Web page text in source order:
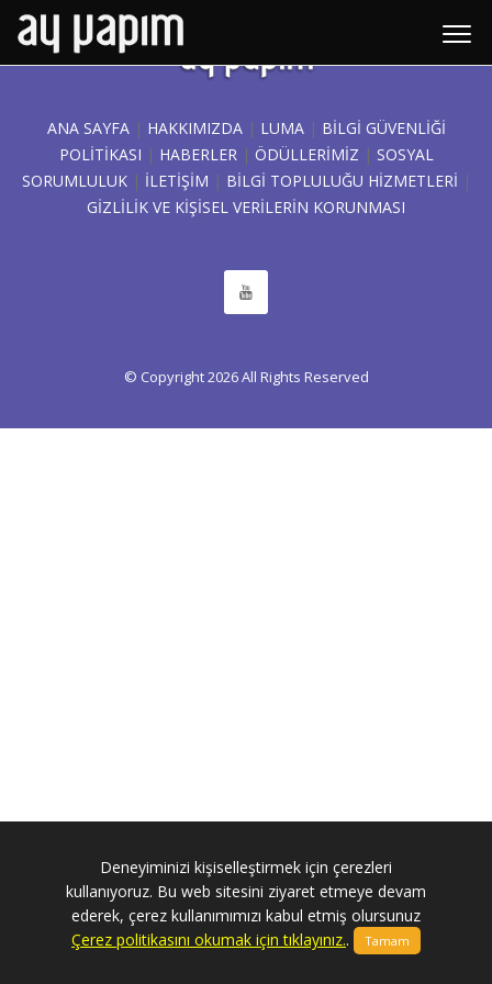
ANA SAYFA| HAKKIMIZDA| LUMA| BILGI GÜVENLIĞI
POLITIKASI | HABERLER| ÖDÜLLERİMİZ | SOSYAL
SORUMLULUK| İLETİŞİM | BİLGİ TOPLULUĞU HİZMETLERİ |
GIZLILIK VE KIŞISEL VERILERIN KORUNMASI
© Copyright2026All Rights Reserved
Deneyiminizi kişiselleştirmek için çerezleri
kullanıyoruz. Bu web sitesini ziyaret etmeye devam
ederek, çerez kullanımımızı kabul etmiş olursunuz
Çerez politikasını okumak için tıklayınız.. Tamam